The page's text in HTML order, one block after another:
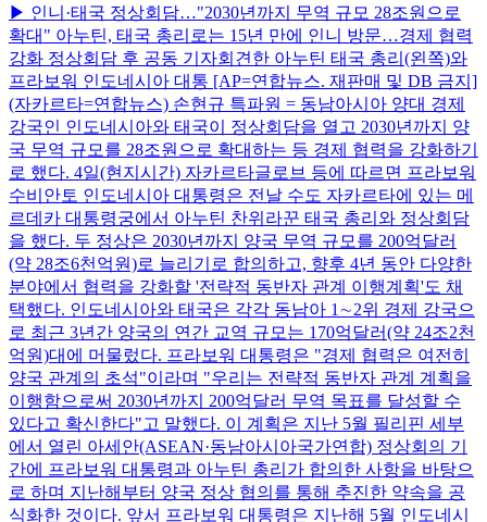
▶ 인니·태국 정상회담…"2030년까지 무역 규모 28조원으로
확대" 아누틴, 태국 총리로는 15년 만에 인니 방문…경제 협력
강화 정상회담 후 공동 기자회견한 아누틴 태국 총리(왼쪽)와
프라보워 인도네시아 대통 [AP=연합뉴스. 재판매 및 DB 금지]
(자카르타=연합뉴스) 손현규 특파원 = 동남아시아 양대 경제
강국인 인도네시아와 태국이 정상회담을 열고 2030년까지 양
국 무역 규모를 28조원으로 확대하는 등 경제 협력을 강화하기
로 했다. 4일(현지시간) 자카르타글로브 등에 따르면 프라보워
수비안토 인도네시아 대통령은 전날 수도 자카르타에 있는 메
르데카 대통령궁에서 아누틴 찬위라꾼 태국 총리와 정상회담
을 했다. 두 정상은 2030년까지 양국 무역 규모를 200억달러
(약 28조6천억원)로 늘리기로 합의하고, 향후 4년 동안 다양한
분야에서 협력을 강화할 '전략적 동반자 관계 이행계획'도 채
택했다. 인도네시아와 태국은 각각 동남아 1∼2위 경제 강국으
로 최근 3년간 양국의 연간 교역 규모는 170억달러(약 24조2천
억원)대에 머물렀다. 프라보워 대통령은 "경제 협력은 여전히
양국 관계의 초석"이라며 "우리는 전략적 동반자 관계 계획을
이행함으로써 2030년까지 200억달러 무역 목표를 달성할 수
있다고 확신한다"고 말했다. 이 계획은 지난 5월 필리핀 세부
에서 열린 아세안(ASEAN·동남아시아국가연합) 정상회의 기
간에 프라보워 대통령과 아누틴 총리가 합의한 사항을 바탕으
로 하며 지난해부터 양국 정상 협의를 통해 추진한 약속을 공
식화한 것이다. 앞서 프라보워 대통령은 지난해 5월 인도네시